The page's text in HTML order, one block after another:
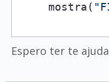
    mostra(
Espero ter te